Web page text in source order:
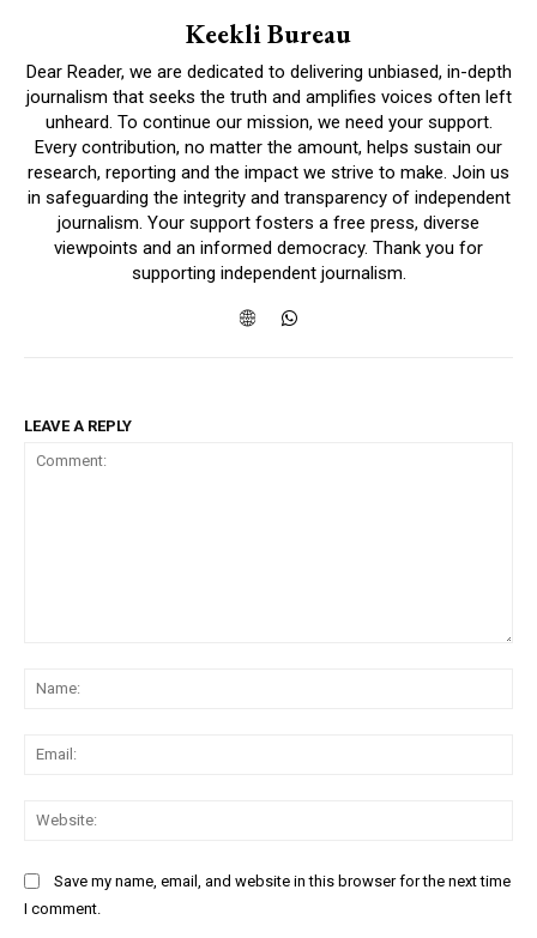
Keekli Bureau
Dear Reader, we are dedicated to delivering unbiased, in-depth
journalism that seeks the truth and amplifies voices often left
unheard. To continue our mission, we need your support.
Every contribution, no matter the amount, helps sustain our
research, reporting and the impact we strive to make. Join us
in safeguarding the integrity and transparency of independent
journalism. Your support fosters a free press, diverse
viewpoints and an informed democracy. Thank you for
supporting independent journalism.
LEAVE A REPLY
Save my name, email, and website in this browser for the next time
I comment.